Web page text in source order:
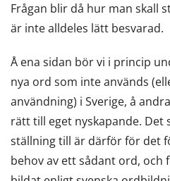
Frågan blir då hur man skall
är inte alldeles lätt besvarad.
Å ena sidan bör vi i princip
nya ord som inte används
användning) i Sverige, å
rätt till eget nyskapande. Det
ställning till är därför för det
behov av ett sådant ord,